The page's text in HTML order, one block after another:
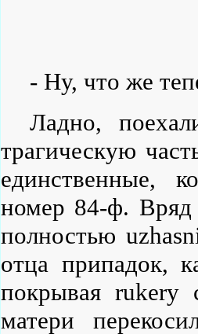
- Ну, что же
Ладно,
трагическую
единственные,
номер 84-ф. Вряд
полностью
отца припадок,
покрывая
матери